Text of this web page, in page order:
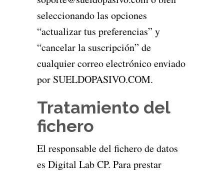
seleccionando las opciones
“actualizar tus preferencias” y
“cancelar la suscripción” de
cualquier correo electrónico enviado
por SUELDOPASIVO.COM.
Tratamiento del
fichero
El responsable del fichero de datos
es Digital Lab CP. Para prestar